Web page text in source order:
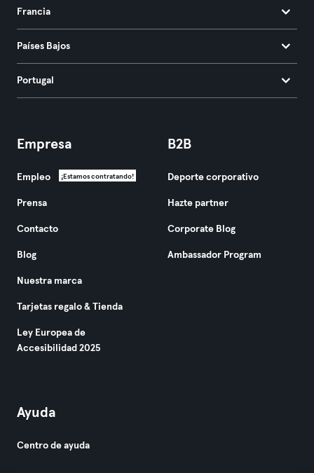
Francia
Países Bajos
Portugal
Empresa
Empleo ¡Estamos contratando!
Prensa
Contacto
Blog
Nuestra marca
Tarjetas regalo & Tienda
Ley Europea de
Accesibilidad 2025
B2B
Deporte corporativo
Hazte partner
Corporate Blog
Ambassador Program
Ayuda
Centro de ayuda